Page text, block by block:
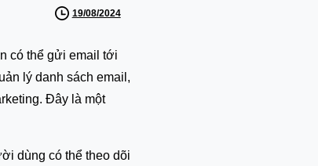
19/08/2024
có thể gửi email tới
lý danh sách email,
Đây là một
dùng có thể theo dõi